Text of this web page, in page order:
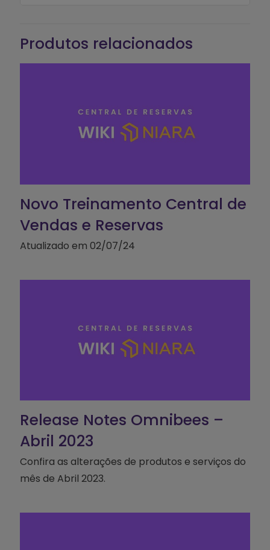
Produtos relacionados
Novo Treinamento Central de
Vendas e Reservas
Atualizado em 02/07/24
Release Notes Omnibees –
Abril 2023
Confira as alterações de produtos e serviços do
mês de Abril 2023.